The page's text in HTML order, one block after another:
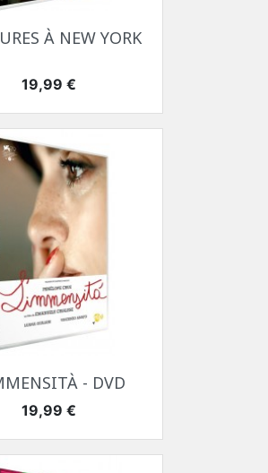
Aperçu rapide
À NEW YORK
Prix
19,99 €
Aperçu rapide- DVD
Prix
19,99 €